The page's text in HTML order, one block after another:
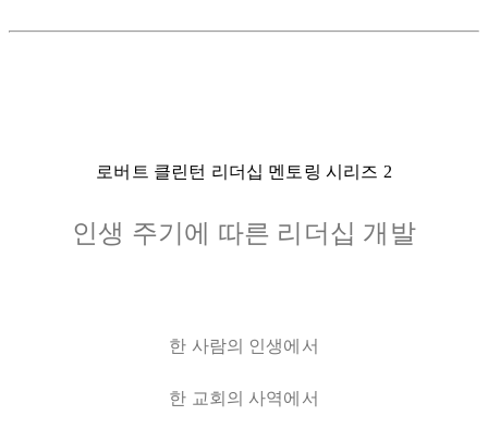
로버트 클린턴 리더십 멘토링 시리즈 2
인생 주기에 따른 리더십 개발
한 사람의 인생에서
한 교회의 사역에서